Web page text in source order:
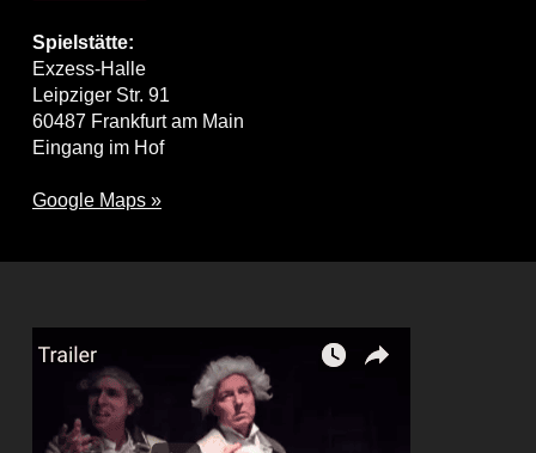
Spielstätte:
Exzess-Halle
Leipziger Str. 91
60487 Frankfurt am Main
Eingang im Hof
Google Maps »